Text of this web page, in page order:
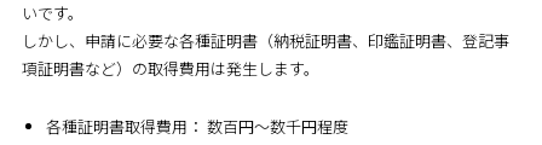
いです。
しかし、申請に必要な各種証明書（納税証明書、印鑑証明書、登記事
項証明書など）の取得費用は発生します。
各種証明書取得費用： 数百円～数千円程度